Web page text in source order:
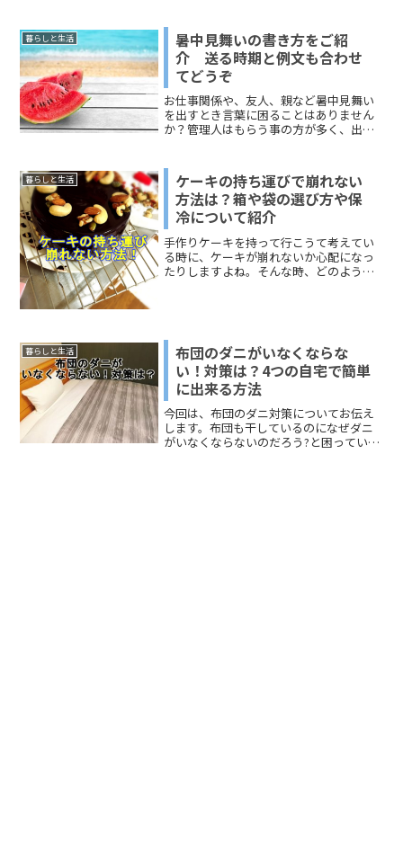
がまったく異なります。茹でるレシピと
茹でないレシピの差は、漬けておく時間
の長さと新生姜の食感でしょう。茹でる
と新生姜が水分を吸うことになるので、
茹でないで甘酢漬けにした新生姜のほう
がおいしいという人もいます。保存期間
についても、さまざま。レシピでは、お
おまかな目安で紹介されています。それ
ぞご覧ください。
暮らしと生活
暑中見舞いの書き方をご紹
介 送る時期と例文も合わせ
てどうぞ
お仕事関係や、友人、親など暑中見舞い
を出すとき言葉に困ることはありません
か？管理人はもらう事の方が多く、出す
せんでした。今回は管理人のように出し
たいけど何と書いてよいか...
暮らしと生活
ケーキの持ち運びで崩れない
方法は？箱や袋の選び方や保
冷について紹介
手作りケーキを持って行こうて考えてい
る時に、ケーキが崩れないか心配になっ
たりしますよね。そんな時、どのような
暮らしと生活
布団のダニがいなくならな
い！対策は？4つの自宅で簡単
に出来る方法
今回は、布団のダニ対策についてお伝え
します。布団も干しているのになぜダニ
がいなくならないのだろう?と困っている